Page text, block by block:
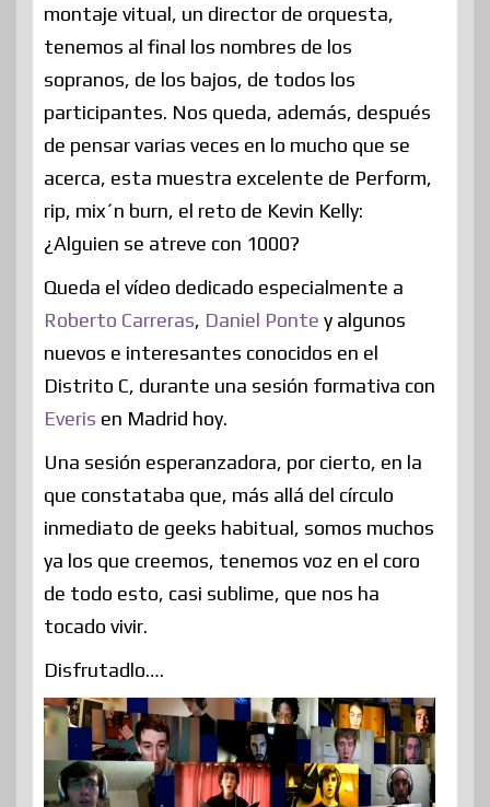
montaje vitual, un director de orquesta,
tenemos al final los nombres de los
sopranos, de los bajos, de todos los
participantes. Nos queda, además, después
de pensar varias veces en lo mucho que se
acerca, esta muestra excelente de Perform,
rip, mix´n burn, el reto de Kevin Kelly:
¿Alguien se atreve con 1000?
Queda el vídeo dedicado especialmente a
Roberto Carreras, Daniel Ponte y algunos
nuevos e interesantes conocidos en el
Distrito C, durante una sesión formativa con
Everis en Madrid hoy.
Una sesión esperanzadora, por cierto, en la
que constataba que, más allá del círculo
inmediato de geeks habitual, somos muchos
ya los que creemos, tenemos voz en el coro
de todo esto, casi sublime, que nos ha
tocado vivir.
Disfrutadlo….